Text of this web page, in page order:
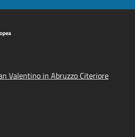
Valentino in Abruzzo Citeriore